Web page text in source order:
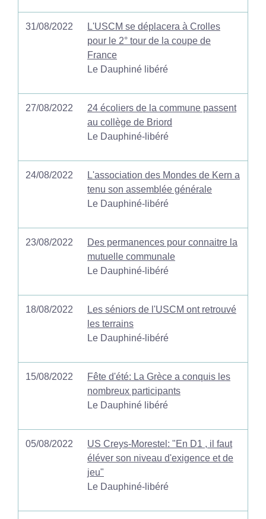
31/08/2022
L'USCM se déplacera à Crolles
pour le 2° tour de la coupe de
France
Le Dauphiné libéré
27/08/2022
24 écoliers de la commune passent
au collège de Briord
Le Dauphiné-libéré
24/08/2022
L'association des Mondes de Kern a
tenu son assemblée générale
Le Dauphiné-libéré
23/08/2022
Des permanences pour connaitre la
mutuelle communale
Le Dauphiné-libéré
18/08/2022
Les séniors de l'USCM ont retrouvé
les terrains
Le Dauphiné-libéré
15/08/2022
Fête d'été: La Grèce a conquis les
nombreux participants
Le Dauphiné libéré
05/08/2022
US Creys-Morestel: "En D1 , il faut
éléver son niveau d'exigence et de
jeu"
Le Dauphiné-libéré